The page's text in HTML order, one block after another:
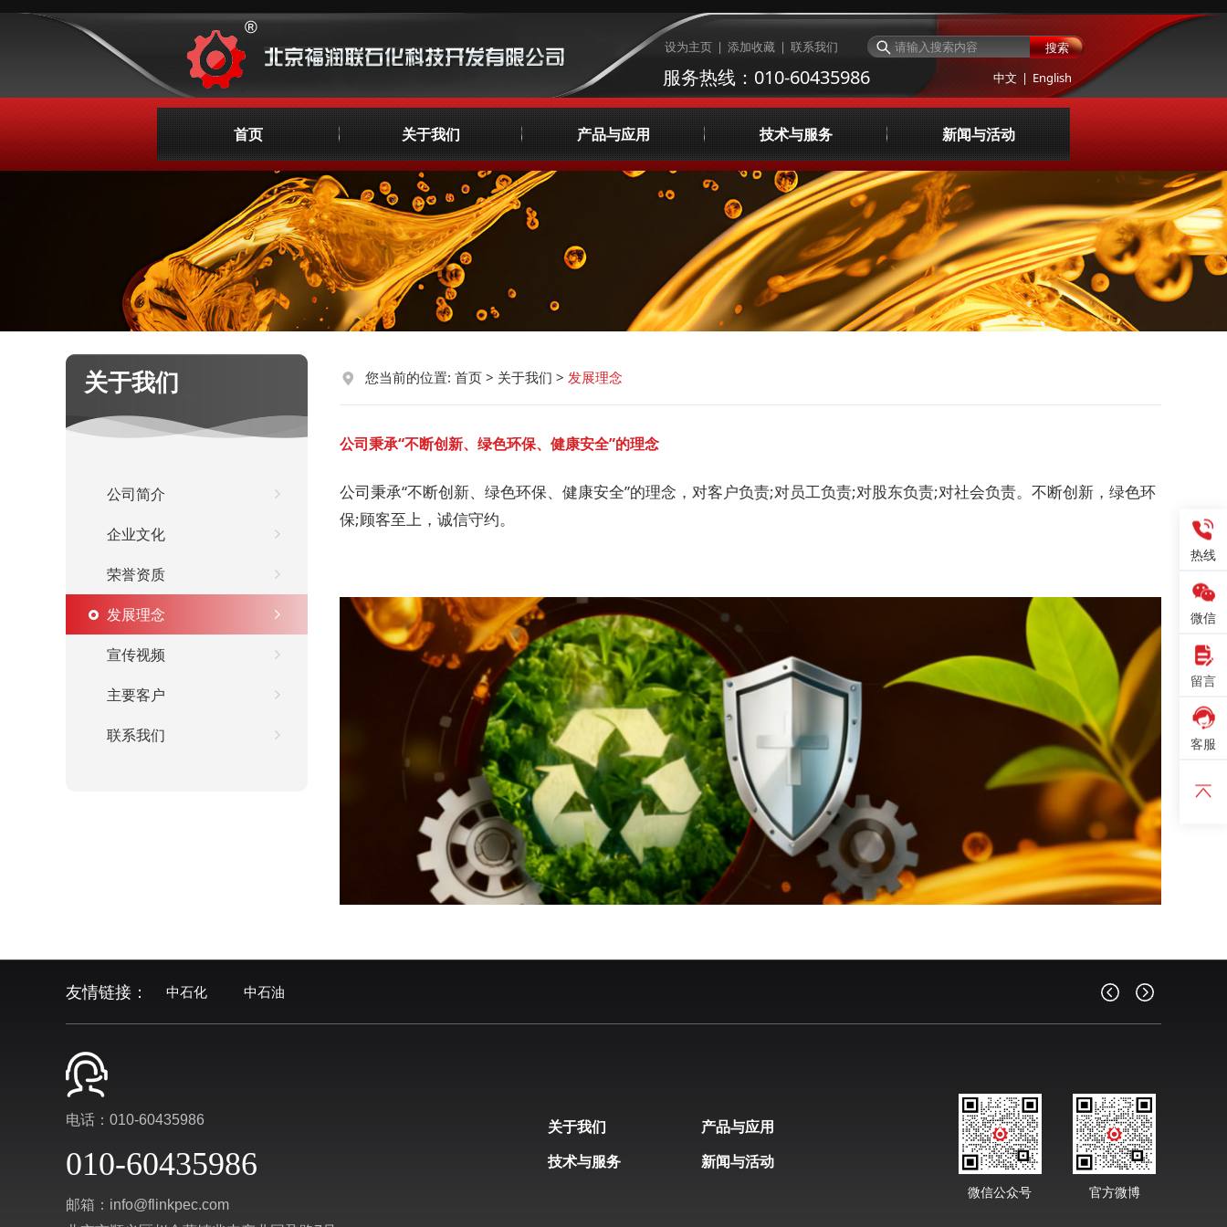
设为主页 | 添加收藏 | 联系我们 搜索
服务热线：010-60435986 中文 | English
首页 关于我们
公司简介
企业文化
荣誉资质
发展理念
宣传视频
主要客户
产品与应用
AVIA工业润滑油
技术与服务
润滑油检测与评价
集中供油系统咨询与设计
液体管理服务
新闻与活动
公司新闻
关于我们
公司简介
企业文化
荣誉资质
发展理念
宣传视频
主要客户
联系我们
您当前的位置: 首页 > 关于我们 > 发展理念
公司秉承“不断创新、绿色环保、健康安全”的理念
公司秉承“不断创新、绿色环保、健康安全”的理念，对客户负责;对员工负责;对股东负责;对社会负责。不断创新，绿色环
保;顾客至上，诚信守约。
友情链接： 中石化 中石油
电话：010-60435986
010-60435986
邮箱：info@flinkpec.com
关于我们
产品与应用
技术与服务
新闻与活动
微信公众号 官方微博
热线
微信
留言
客服